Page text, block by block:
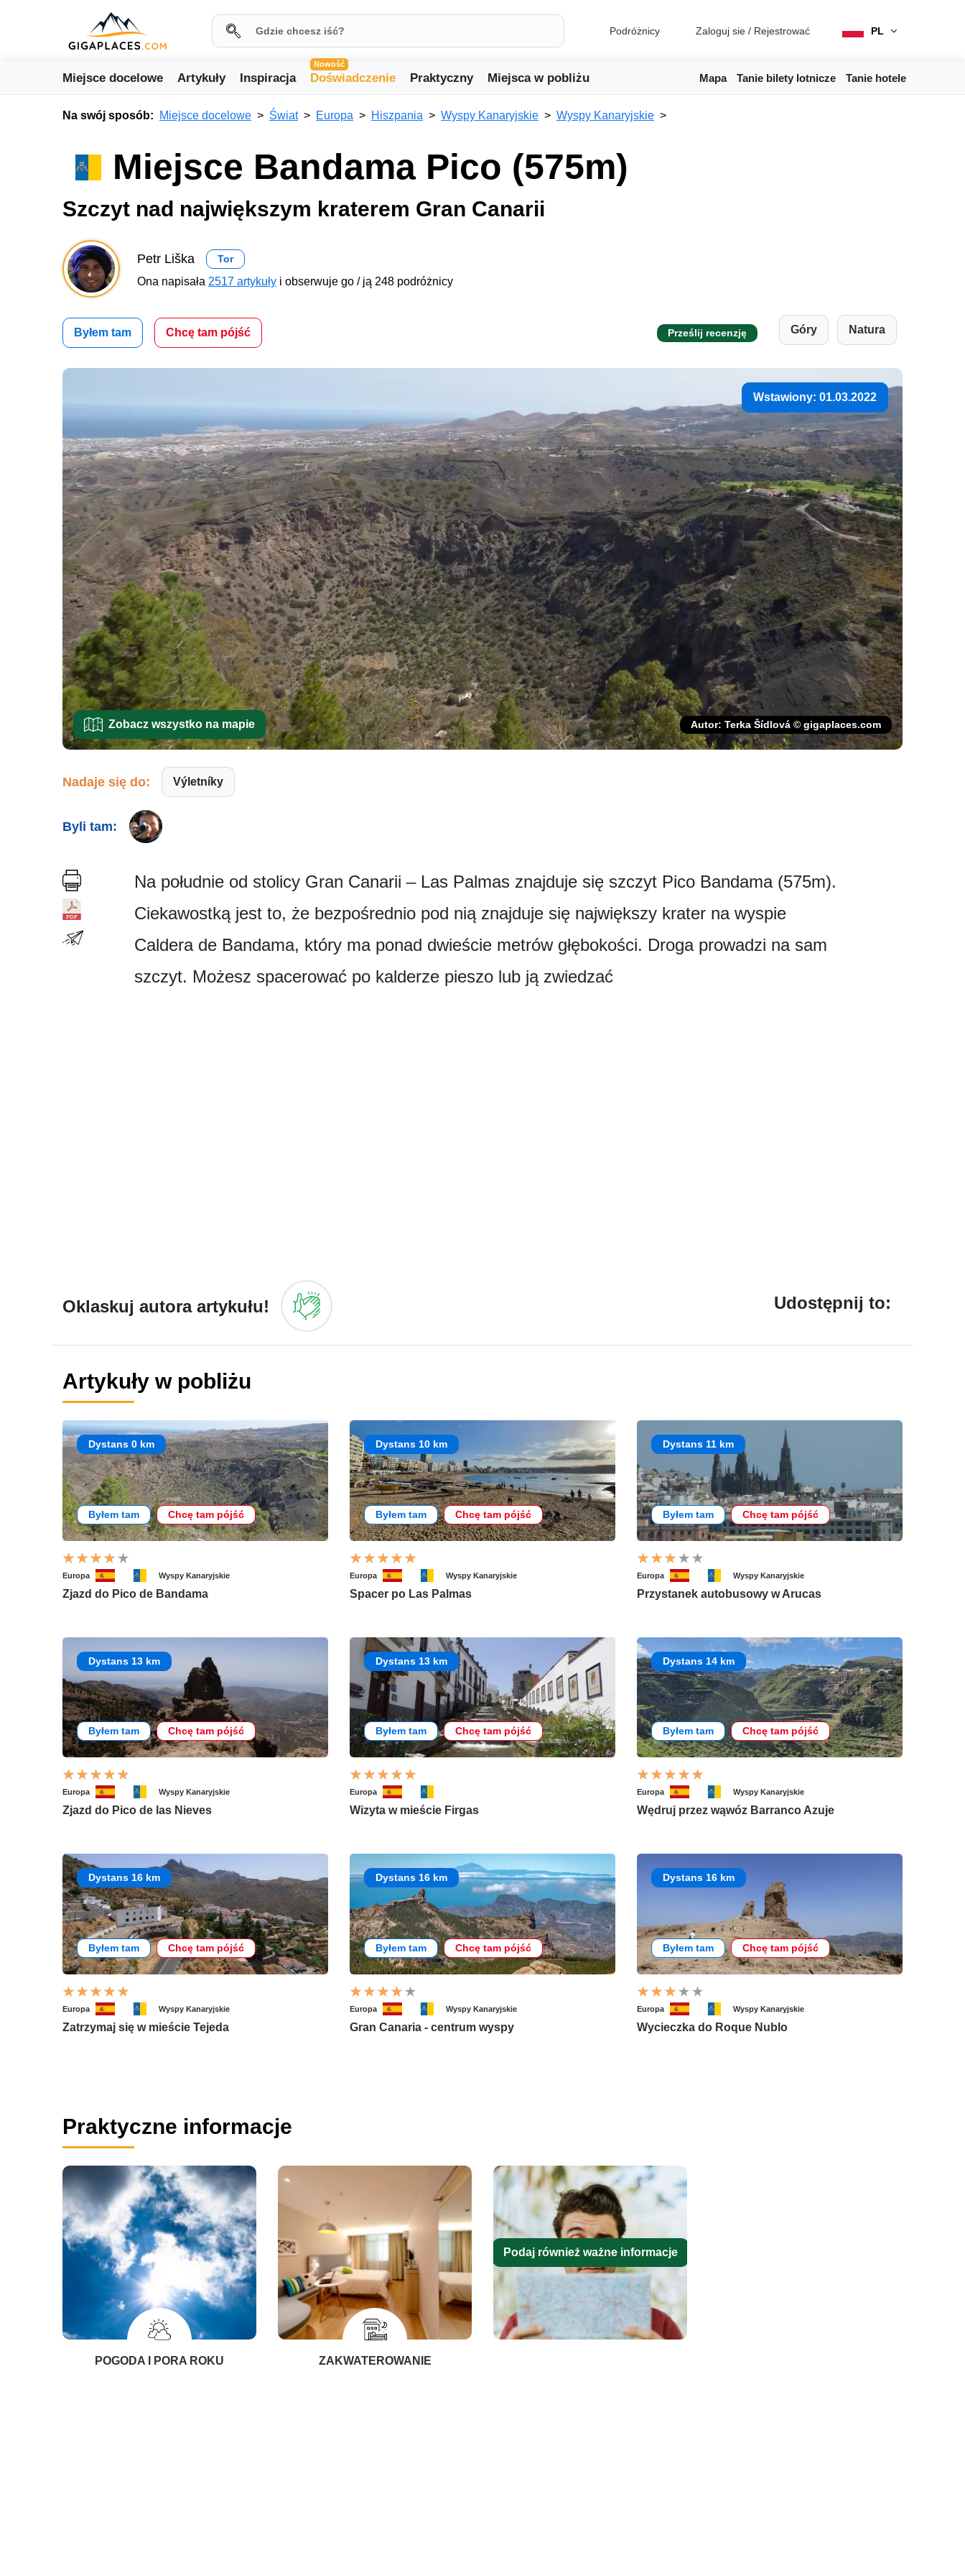
Podróżnicy Zaloguj sie / Rejestrować PL
Miejsce docelowe Artykuły Inspiracja
Nowość
Doświadczenie Praktyczny Miejsca w pobliżu Mapa Tanie bilety lotnicze Tanie hotele
Na swój sposób: Miejsce docelowe Świat Europa Hiszpania Wyspy Kanaryjskie Wyspy Kanaryjskie
Miejsce Bandama Pico (575m)
Szczyt nad największym kraterem Gran Canarii
Petr Liška Tor
Ona napisała 2517 artykuły i obserwuje go / ją 248 podróżnicy
Byłem tam Chcę tam pójść Prześlij recenzję Góry Natura
Wstawiony: 01.03.2022
Zobacz wszystko na mapie Autor: Terka Šídlová © gigaplaces.com
Nadaje się do: Výletníky
Byli tam:
Na południe od stolicy Gran Canarii – Las Palmas znajduje się szczyt Pico Bandama (575m).
Ciekawostką jest to, że bezpośrednio pod nią znajduje się największy krater na wyspie
Caldera de Bandama, który ma ponad dwieście metrów głębokości. Droga prowadzi na sam
szczyt. Możesz spacerować po kalderze pieszo lub ją zwiedzać
Oklaskuj autora artykułu! Udostępnij to:
Artykuły w pobliżu
Dystans 0 km
Byłem tam Chcę tam pójść
Europa Wyspy Kanaryjskie
Zjazd do Pico de Bandama
Dystans 10 km
Byłem tam Chcę tam pójść
Europa Wyspy Kanaryjskie
Spacer po Las Palmas
Dystans 11 km
Byłem tam Chcę tam pójść
Europa Wyspy Kanaryjskie
Przystanek autobusowy w Arucas
Dystans 13 km
Byłem tam Chcę tam pójść
Europa Wyspy Kanaryjskie
Zjazd do Pico de las Nieves
Dystans 13 km
Byłem tam Chcę tam pójść
Europa
Wizyta w mieście Firgas
Dystans 14 km
Byłem tam Chcę tam pójść
Europa Wyspy Kanaryjskie
Wędruj przez wąwóz Barranco Azuje
Dystans 16 km
Byłem tam Chcę tam pójść
Europa Wyspy Kanaryjskie
Zatrzymaj się w mieście Tejeda
Dystans 16 km
Byłem tam Chcę tam pójść
Europa Wyspy Kanaryjskie
Gran Canaria - centrum wyspy
Dystans 16 km
Byłem tam Chcę tam pójść
Europa Wyspy Kanaryjskie
Wycieczka do Roque Nublo
Praktyczne informacje
POGODA I PORA ROKU ZAKWATEROWANIE
Podaj również ważne informacje